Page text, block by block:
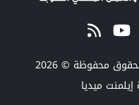
محفوظة © 2026
إيلمنت ميديا